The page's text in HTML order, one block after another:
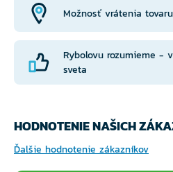
Možnosť vrátenia
Rybolovu rozumieme -
sveta
HODNOTENIE NAŠICH
Ďalšie hodnotenie zákazníkov